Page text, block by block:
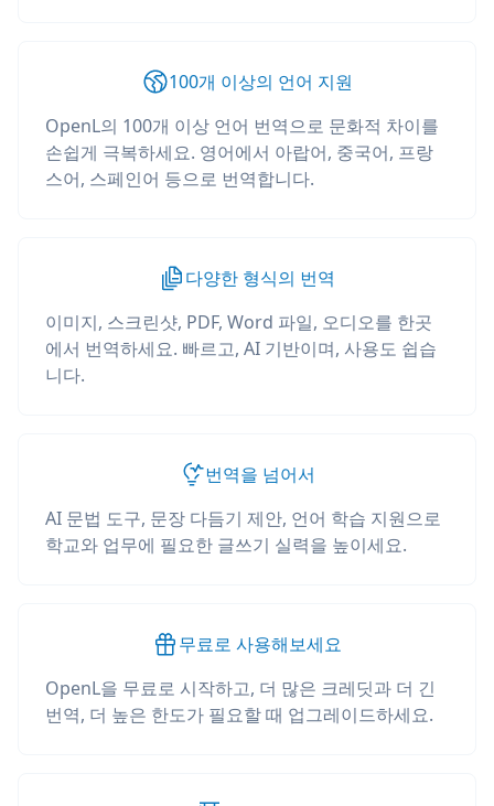
100개 이상의 언어 지원
OpenL의 100개 이상 언어 번역으로 문화적 차이를
손쉽게 극복하세요. 영어에서 아랍어, 중국어, 프랑
스어, 스페인어 등으로 번역합니다.
다양한 형식의 번역
이미지, 스크린샷, PDF, Word 파일, 오디오를 한곳
에서 번역하세요. 빠르고, AI 기반이며, 사용도 쉽습
니다.
번역을 넘어서
AI 문법 도구, 문장 다듬기 제안, 언어 학습 지원으로
학교와 업무에 필요한 글쓰기 실력을 높이세요.
무료로 사용해보세요
OpenL을 무료로 시작하고, 더 많은 크레딧과 더 긴
번역, 더 높은 한도가 필요할 때 업그레이드하세요.